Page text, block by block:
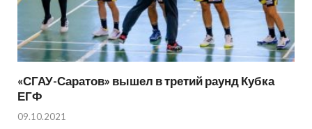
«СГАУ-Саратов» вышел в третий раунд Кубка
ЕГФ
09.10.2021